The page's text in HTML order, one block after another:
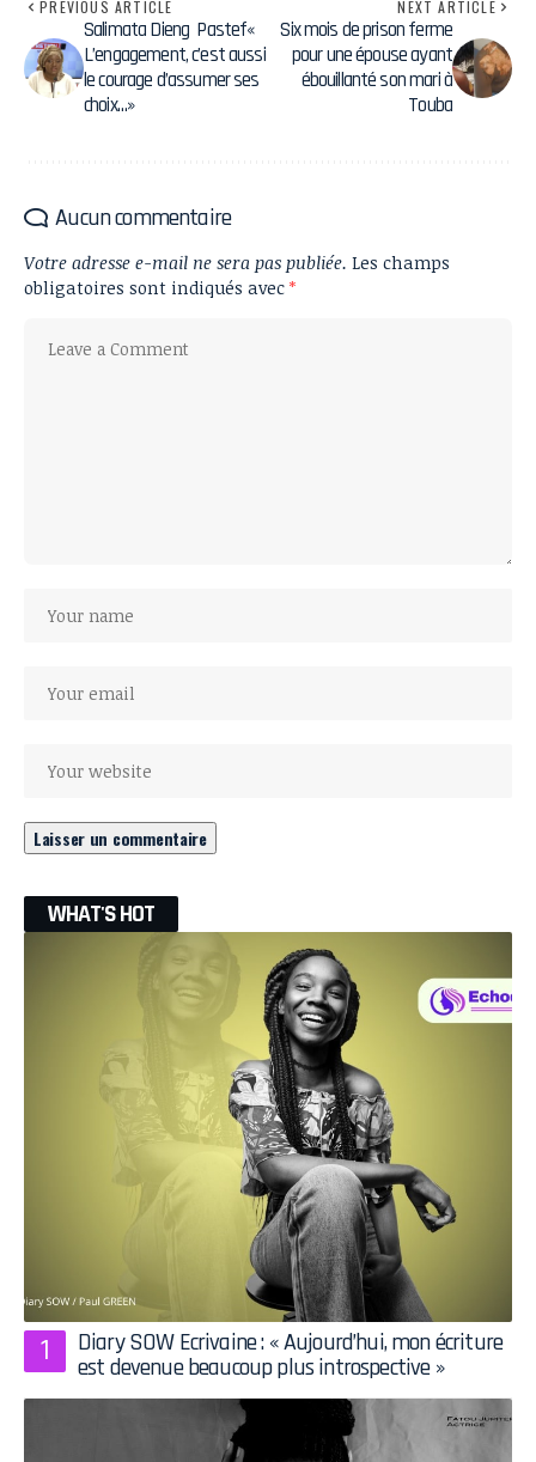
PREVIOUS ARTICLE
Salimata Dieng Pastef«
L’engagement, c’est aussi
le courage d’assumer ses
choix…»
NEXT ARTICLE
Six mois de prison ferme
pour une épouse ayant
ébouillanté son mari à
Touba
Aucun commentaire
Votre adresse e-mail ne sera pas publiée. Les champs
obligatoires sont indiqués avec *
WHAT'S HOT
Diary SOW Ecrivaine : « Aujourd’hui, mon écriture
est devenue beaucoup plus introspective »